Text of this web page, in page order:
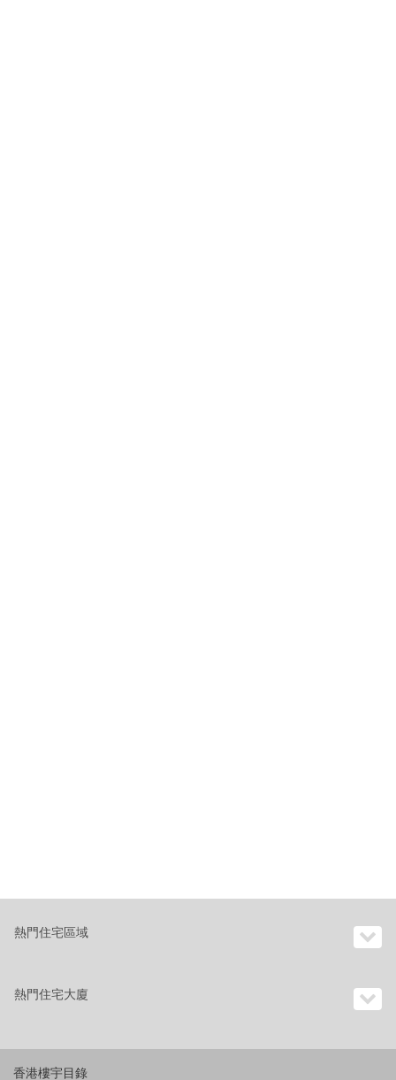
熱門住宅區域
熱門住宅大廈
香港樓宇目錄